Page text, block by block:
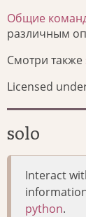
Общие
различным
Смотри также
Licensed
solo
Interact
python.